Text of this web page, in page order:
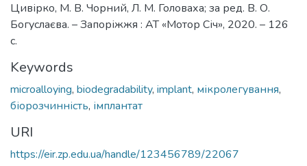
Цивірко, М. В. Чорний, Л. М. Головаха; за ред. В. О.
Богуслаєва. – Запоріжжя : АТ «Мотор Січ», 2020. – 126
с.
Keywords
microalloying, biodegradability, implant, мікролегування,
біорозчинність, імплантат
URI
https://eir.zp.edu.ua/handle/123456789/22067